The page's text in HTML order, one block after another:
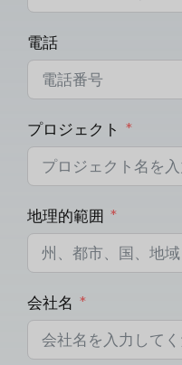
電話
プロジェクト
地理的範囲
会社名